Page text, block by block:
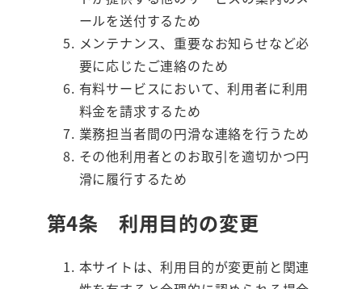
ールを送付するため
メンテナンス、重要なお知らせなど必
要に応じたご連絡のため
有料サービスにおいて、利用者に利用
料金を請求するため
業務担当者間の円滑な連絡を行うため
その他利用者とのお取引を適切かつ円
滑に履行するため
第4条 利用目的の変更
本サイトは、利用目的が変更前と関連